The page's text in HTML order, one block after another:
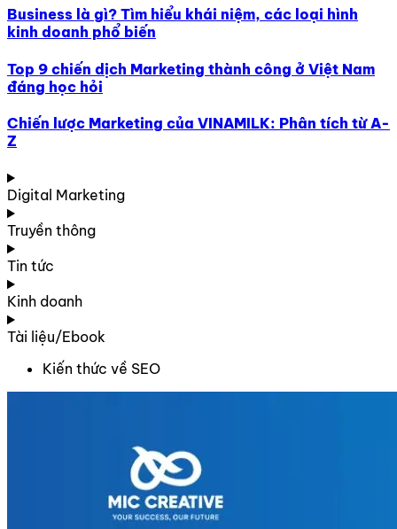
Business là gì? Tìm hiểu khái niệm, các loại hình
kinh doanh phổ biến
Top 9 chiến dịch Marketing thành công ở Việt Nam
đáng học hỏi
Chiến lược Marketing của VINAMILK: Phân tích từ A-
Z
Digital Marketing
Truyền thông
Tin tức
Kinh doanh
Tài liệu/Ebook
Kiến thức về SEO